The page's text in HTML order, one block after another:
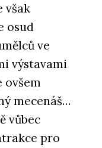
však
osud
ve
výstavami
ovšem
mecenáš…
vůbec
pro